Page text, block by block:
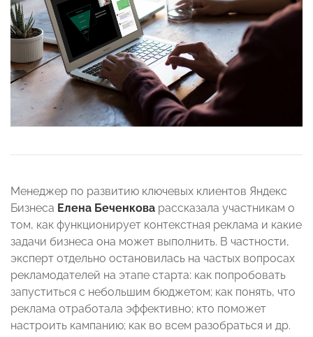
Менеджер по развитию ключевых клиентов Яндекс
Бизнеса Елена Беченкова рассказала участникам о
том, как функционирует контекстная реклама и какие
задачи бизнеса она может выполнить. В частности,
эксперт отдельно остановилась на частых вопросах
рекламодателей на этапе старта: как попробовать
запуститься с небольшим бюджетом; как понять, что
реклама отработала эффективно; кто поможет
настроить кампанию; как во всем разобраться и др.